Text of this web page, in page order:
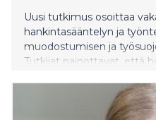
Uusi tutkimus osoittaa
hankintasääntelyn ja
muodostumisen ja
Tutkijat painottavat, että